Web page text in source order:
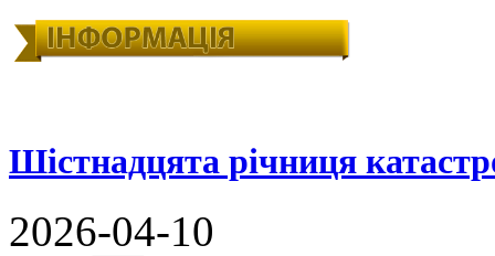
Шістнадцята річниця
2026-04-10